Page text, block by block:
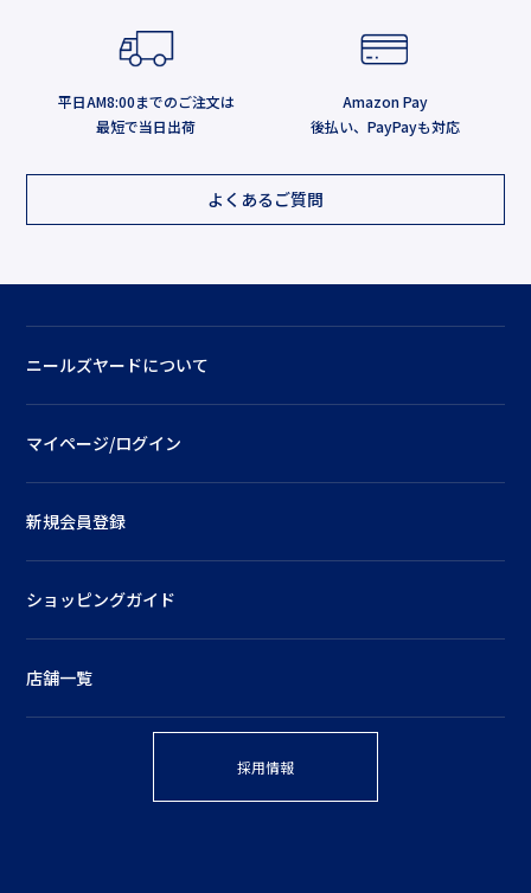
平日AM8:00までのご注文は
最短で当日出荷
Amazon Pay
後払い、PayPayも対応
よくあるご質問
ニールズヤードについて
マイページ/ログイン
新規会員登録
ショッピングガイド
店舗一覧
採用情報